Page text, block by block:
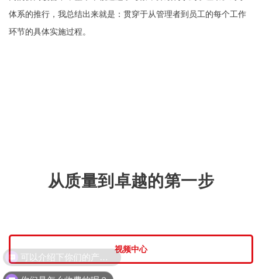
体系的推行，我总结出来就是：贯穿于从管理者到员工的每个工作
环节的具体实施过程。
从质量到卓越的第一步
视频中心